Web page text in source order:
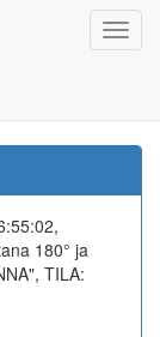
180° ja
TILA: